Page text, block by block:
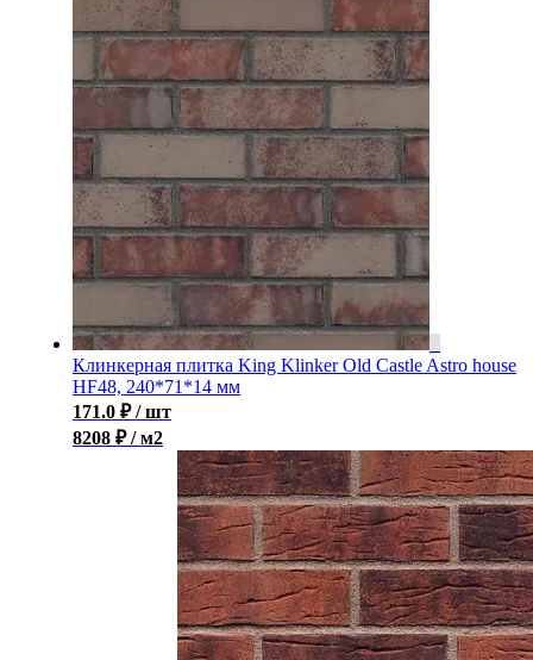
Клинкерная плитка King Klinker Old Castle Astro house
HF48, 240*71*14 мм
171.0 ₽ / шт
8208 ₽ / м2